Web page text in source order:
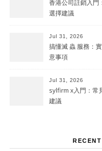
香港公司註銷入門
選擇建議
Jul 31, 2026
搞懂滅 蟲 服務：
意事項
Jul 31, 2026
sylfirm x入門：常
建議